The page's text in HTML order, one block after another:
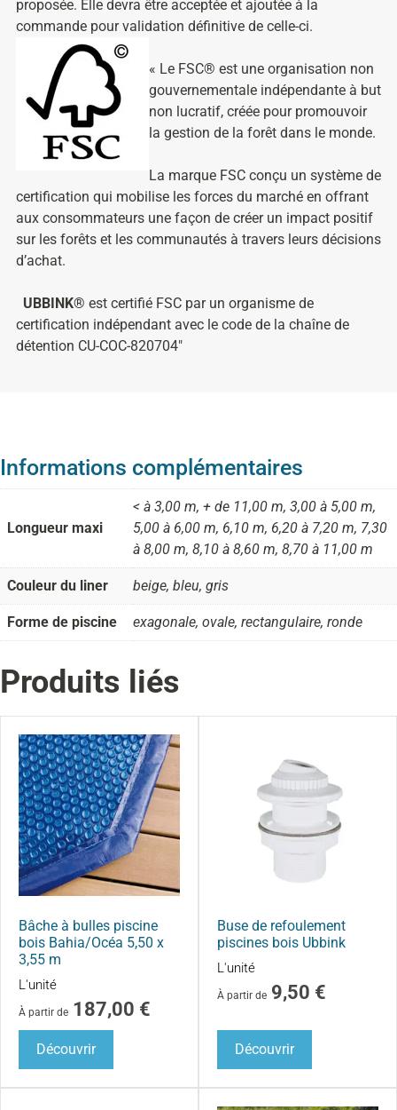
proposée. Elle devra être acceptée et ajoutée à la
commande pour validation définitive de celle-ci.
« Le FSC® est une organisation non
gouvernementale indépendante à but
non lucratif, créée pour promouvoir
la gestion de la forêt dans le monde.
La marque FSC conçu un système de
certification qui mobilise les forces du marché en offrant
aux consommateurs une façon de créer un impact positif
sur les forêts et les communautés à travers leurs décisions
d’achat.
UBBINK® est certifié FSC par un organisme de
certification indépendant avec le code de la chaîne de
détention CU-COC-820704″
Informations complémentaires
Longueur maxi
< à 3,00 m, + de 11,00 m, 3,00 à 5,00 m,
5,00 à 6,00 m, 6,10 m, 6,20 à 7,20 m, 7,30
à 8,00 m, 8,10 à 8,60 m, 8,70 à 11,00 m
Couleur du liner beige, bleu, gris
Forme de piscine exagonale, ovale, rectangulaire, ronde
Produits liés
Bâche à bulles piscine
bois Bahia/Océa 5,50 x
3,55 m
L'unité
À partir de 187,00 €
Découvrir
Buse de refoulement
piscines bois Ubbink
L'unité
À partir de 9,50 €
Découvrir